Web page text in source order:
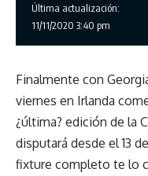
Última actualización:
11/11/2020 3:40 pm
Finalmente con
viernes en Irlanda
¿última? edición de la
disputará desde el 13
fixture completo te lo